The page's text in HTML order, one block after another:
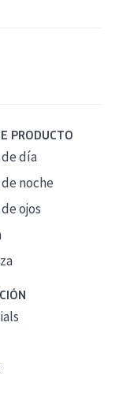
PRODUCTO
día
noche
ojos